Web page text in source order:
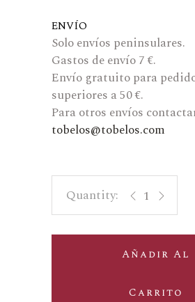
ENVÍO
Solo envíos peninsulares.
Gastos de envío 7 €.
Envío gratuito para
superiores a 50 €.
Para otros envíos
tobelos@tobelos.com
Las Piletas de
Añadir Al
Carrito